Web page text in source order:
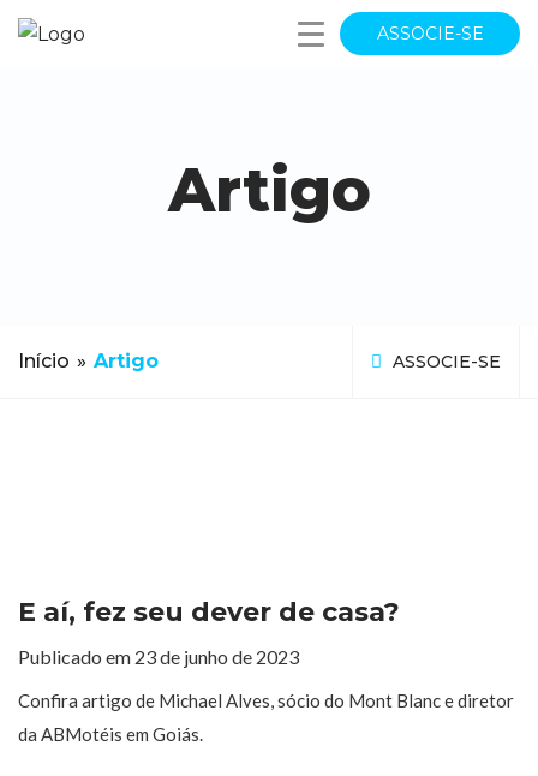
ASSOCIE-SE
Artigo
Início » Artigo ASSOCIE-SE
E aí, fez seu dever de casa?
Publicado em 23 de junho de 2023
Confira artigo de Michael Alves, sócio do Mont Blanc e diretor
da ABMotéis em Goiás.